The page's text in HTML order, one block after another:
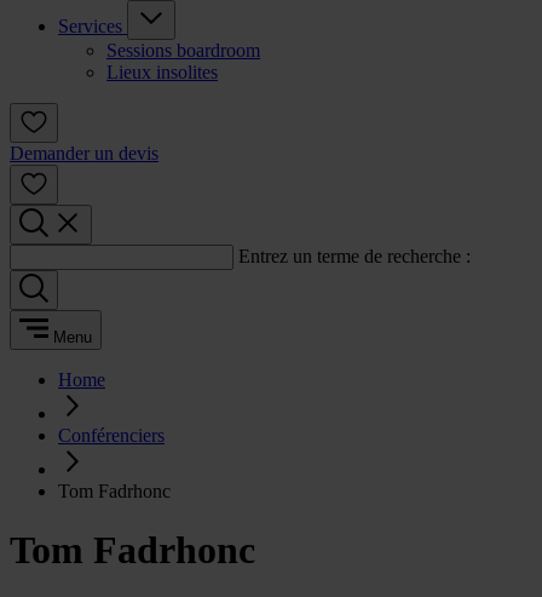
Services
Sessions boardroom
Lieux insolites
Demander un devis
Entrez un terme de recherche :
Menu
Home
Conférenciers
Tom Fadrhonc
Tom Fadrhonc